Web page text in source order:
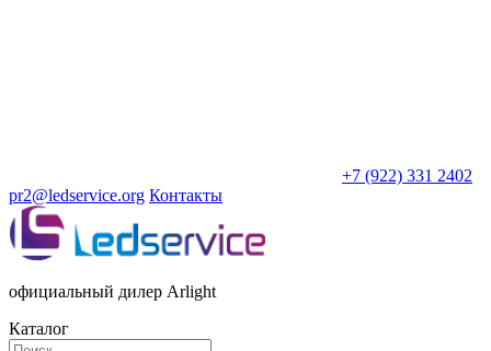
+7 (922) 331 2402
pr2@ledservice.org Контакты
официальный дилер Arlight
Каталог